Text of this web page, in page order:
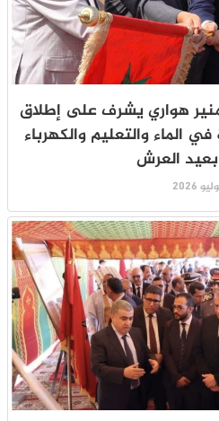
هواري يشرف على إطلاق
الماء والتعليم والكهرباء
بعيد العرش